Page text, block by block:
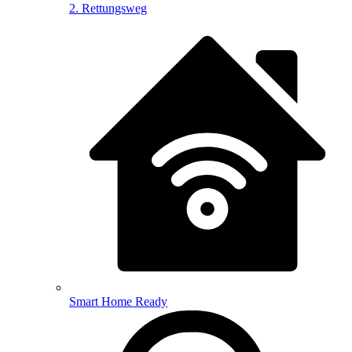
2. Rettungsweg
Smart Home Ready